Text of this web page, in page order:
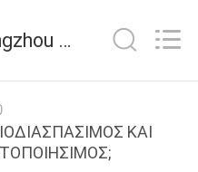
Κίνα Guangzhou Yucai Color Printing Co., Ltd. εταιρικά νέα
ΚΑΙ